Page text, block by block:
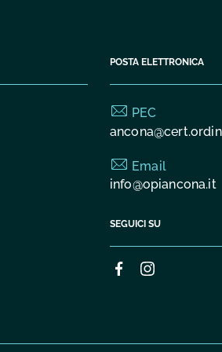
POSTA ELETTRONICA
PEC
Email
info@opiancona.it
SEGUICI SU